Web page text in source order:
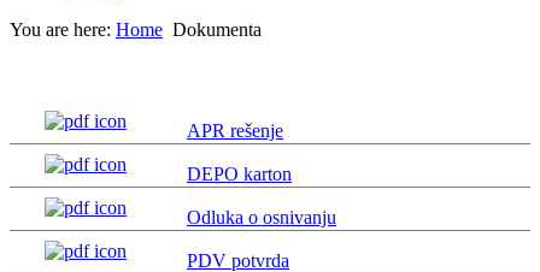
You are here: Home Dokumenta
APR rešenje
DEPO karton
Odluka o osnivanju
PDV potvrda